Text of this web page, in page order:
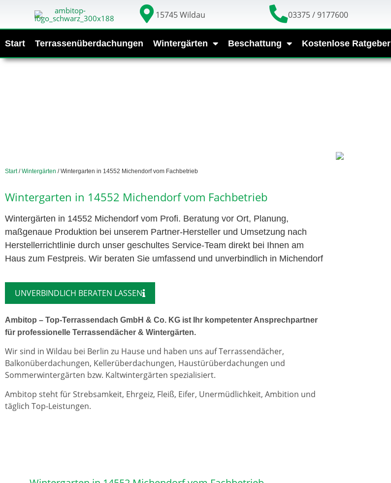
15745 Wildau 03375 / 9177600
Start Terrassenüberdachungen Wintergärten Beschattung Kostenlose Ratgeber
Start/Wintergärten / Wintergarten in 14552 Michendorf vom Fachbetrieb
Wintergarten in 14552 Michendorf vom Fachbetrieb
Wintergärten in 14552 Michendorf vom Profi. Beratung vor Ort, Planung,
maßgenaue Produktion bei unserem Partner-Hersteller und Umsetzung nach
Herstellerrichtlinie durch unser geschultes Service-Team direkt bei Ihnen am
Haus zum Festpreis. Wir beraten Sie umfassend und unverbindlich in Michendorf
UNVERBINDLICH BERATEN LASSEN
Ambitop – Top-Terrassendach GmbH & Co. KG ist Ihr kompetenter Ansprechpartner
für professionelle Terrassendächer & Wintergärten.
Wir sind in Wildau bei Berlin zu Hause und haben uns auf Terrassendächer,
Balkonüberdachungen, Kellerüberdachungen, Haustürüberdachungen und
Sommerwintergärten bzw. Kaltwintergärten spezialisiert.
Ambitop steht für Strebsamkeit, Ehrgeiz, Fleiß, Eifer, Unermüdlichkeit, Ambition und
täglich Top-Leistungen.